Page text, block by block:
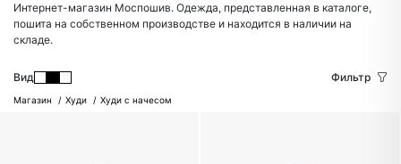
Интернет-магазин Моспошив. Одежда, представленная в каталоге,
пошита на собственном производстве и находится в наличии на
складе.
Вид Фильтр
Магазин Худи Худи с начесом